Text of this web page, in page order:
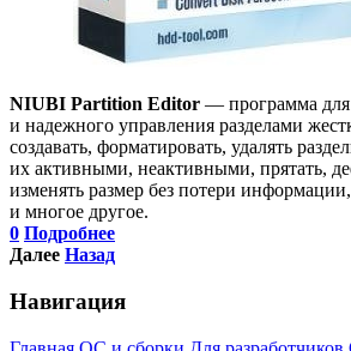
NIUBI Partition Editor — программа для
и надежного управления разделами
создавать, форматировать, удалять
их активными, неактивными, прятать,
изменять размер без потери
и многое другое.
0 Подробнее
Далее Назад
Навигация